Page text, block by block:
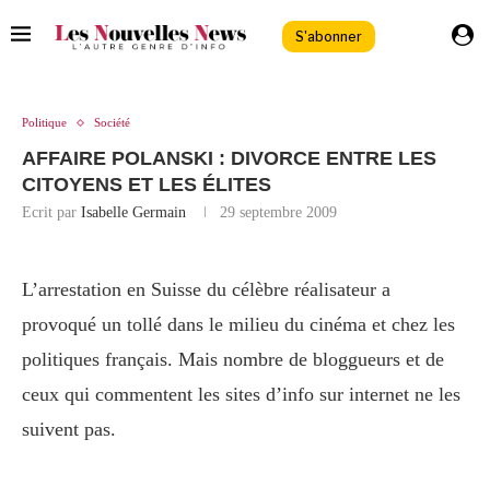
S'abonner
Politique Société
AFFAIRE POLANSKI : DIVORCE ENTRE LES
CITOYENS ET LES ÉLITES
Ecrit par Isabelle Germain 29 septembre 2009
L’arrestation en Suisse du célèbre réalisateur a
provoqué un tollé dans le milieu du cinéma et chez les
politiques français. Mais nombre de bloggueurs et de
ceux qui commentent les sites d’info sur internet ne les
suivent pas.